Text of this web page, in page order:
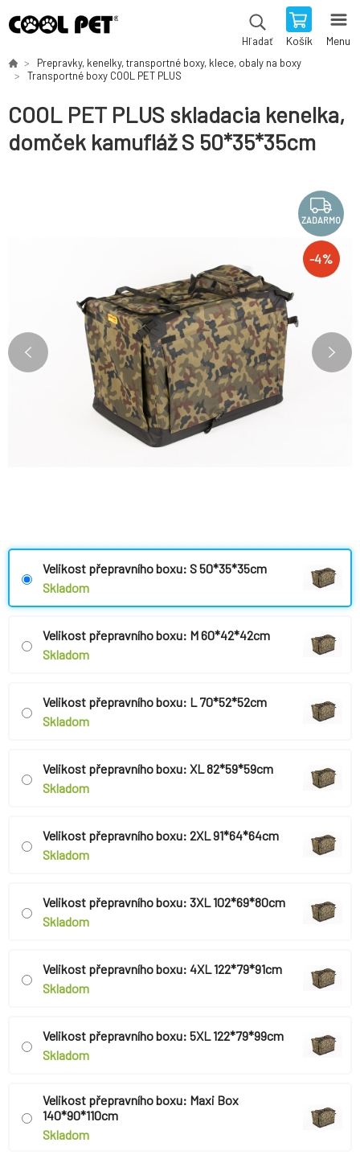
Hľadať Košík Menu
Prepravky, kenelky, transportné boxy, klece, obaly na boxy
Transportné boxy COOL PET PLUS
COOL PET PLUS skladacia kenelka,
domček kamufláž S 50*35*35cm
ZADARMO
-4%
Velikost přepravního boxu: S 50*35*35cm
Skladom
Velikost přepravního boxu: M 60*42*42cm
Skladom
Velikost přepravního boxu: L 70*52*52cm
Skladom
Velikost přepravního boxu: XL 82*59*59cm
Skladom
Velikost přepravního boxu: 2XL 91*64*64cm
Skladom
Velikost přepravního boxu: 3XL 102*69*80cm
Skladom
Velikost přepravního boxu: 4XL 122*79*91cm
Skladom
Velikost přepravního boxu: 5XL 122*79*99cm
Skladom
Velikost přepravního boxu: Maxi Box
140*90*110cm
Skladom